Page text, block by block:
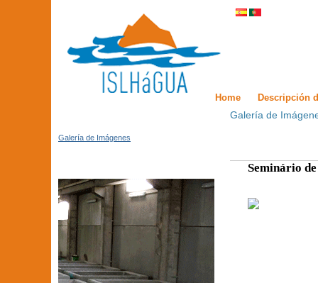
Home Descripción
Galería de Imágenes
Galería de
Seminário